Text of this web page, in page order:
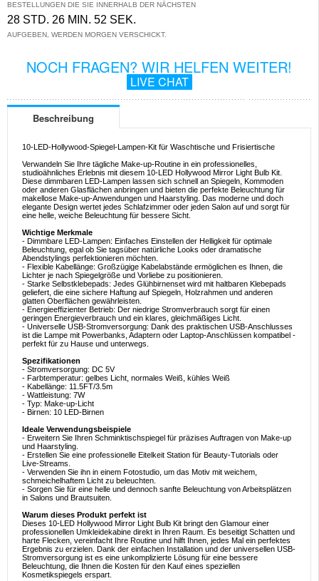
BESTELLUNGEN DIE SIE INNERHALB DER NÄCHSTEN
28 STD. 26 MIN. 52 SEK.
AUFGEBEN, WERDEN MORGEN VERSCHICKT.
NOCH FRAGEN? WIR HELFEN WEITER!
LIVE CHAT
Beschreibung
10-LED-Hollywood-Spiegel-Lampen-Kit für Waschtische und Frisiertische
Verwandeln Sie Ihre tägliche Make-up-Routine in ein professionelles,
studioähnliches Erlebnis mit diesem 10-LED Hollywood Mirror Light Bulb Kit.
Diese dimmbaren LED-Lampen lassen sich schnell an Spiegeln, Kommoden
oder anderen Glasflächen anbringen und bieten die perfekte Beleuchtung für
makellose Make-up-Anwendungen und Haarstyling. Das moderne und doch
elegante Design wertet jedes Schlafzimmer oder jeden Salon auf und sorgt für
eine helle, weiche Beleuchtung für bessere Sicht.
Wichtige Merkmale
- Dimmbare LED-Lampen: Einfaches Einstellen der Helligkeit für optimale
Beleuchtung, egal ob Sie tagsüber natürliche Looks oder dramatische
Abendstylings perfektionieren möchten.
- Flexible Kabellänge: Großzügige Kabelabstände ermöglichen es Ihnen, die
Lichter je nach Spiegelgröße und Vorliebe zu positionieren.
- Starke Selbstklebepads: Jedes Glühbirnenset wird mit haltbaren Klebepads
geliefert, die eine sichere Haftung auf Spiegeln, Holzrahmen und anderen
glatten Oberflächen gewährleisten.
- Energieeffizienter Betrieb: Der niedrige Stromverbrauch sorgt für einen
geringen Energieverbrauch und ein klares, gleichmäßiges Licht.
- Universelle USB-Stromversorgung: Dank des praktischen USB-Anschlusses
ist die Lampe mit Powerbanks, Adaptern oder Laptop-Anschlüssen kompatibel -
perfekt für zu Hause und unterwegs.
Spezifikationen
- Stromversorgung: DC 5V
- Farbtemperatur: gelbes Licht, normales Weiß, kühles Weiß
- Kabellänge: 11.5FT/3.5m
- Wattleistung: 7W
- Typ: Make-up-Licht
- Birnen: 10 LED-Birnen
Ideale Verwendungsbeispiele
- Erweitern Sie Ihren Schminktischspiegel für präzises Auftragen von Make-up
und Haarstyling.
- Erstellen Sie eine professionelle Eitelkeit Station für Beauty-Tutorials oder
Live-Streams.
- Verwenden Sie ihn in einem Fotostudio, um das Motiv mit weichem,
schmeichelhaftem Licht zu beleuchten.
- Sorgen Sie für eine helle und dennoch sanfte Beleuchtung von Arbeitsplätzen
in Salons und Brautsuiten.
Warum dieses Produkt perfekt ist
Dieses 10-LED Hollywood Mirror Light Bulb Kit bringt den Glamour einer
professionellen Umkleidekabine direkt in Ihren Raum. Es beseitigt Schatten und
harte Flecken, vereinfacht Ihre Routine und hilft Ihnen, jedes Mal ein perfektes
Ergebnis zu erzielen. Dank der einfachen Installation und der universellen USB-
Stromversorgung ist es eine unkomplizierte Lösung für eine bessere
Beleuchtung, die Ihnen die Kosten für den Kauf eines speziellen
Kosmetikspiegels erspart.